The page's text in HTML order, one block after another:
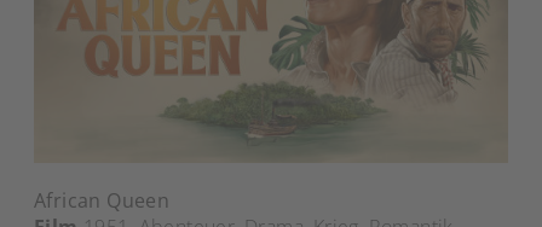
African Queen